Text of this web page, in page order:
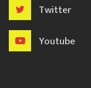
Twitter
Youtube